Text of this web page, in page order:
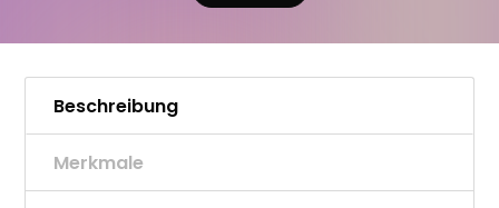
Beschreibung
Merkmale